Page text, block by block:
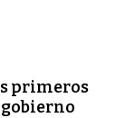
primeros